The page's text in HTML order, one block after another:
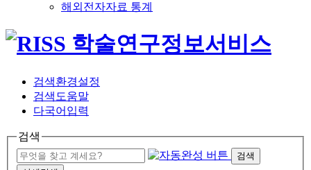
해외전자자료 통계
검색환경설정
검색도움말
다국어입력
검색
검색